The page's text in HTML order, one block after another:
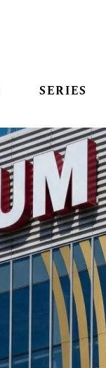
SERIES